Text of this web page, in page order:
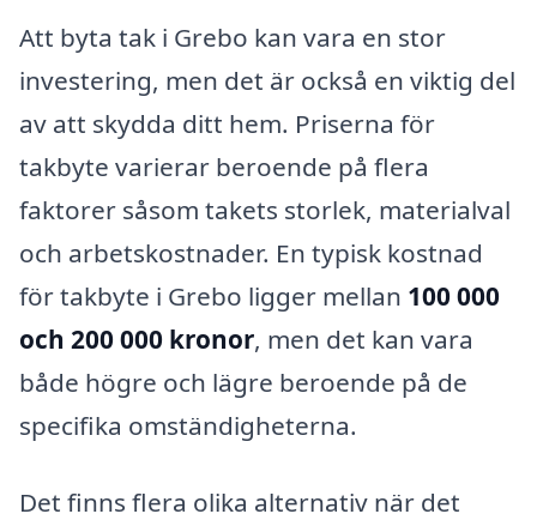
Att byta tak i Grebo kan vara en stor
investering, men det är också en viktig del
av att skydda ditt hem. Priserna för
takbyte varierar beroende på flera
faktorer såsom takets storlek, materialval
och arbetskostnader. En typisk kostnad
för takbyte i Grebo ligger mellan 100 000
och 200 000 kronor, men det kan vara
både högre och lägre beroende på de
specifika omständigheterna.
Det finns flera olika alternativ när det